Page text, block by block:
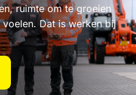
ruimte om te groeien
Dat is werken bij